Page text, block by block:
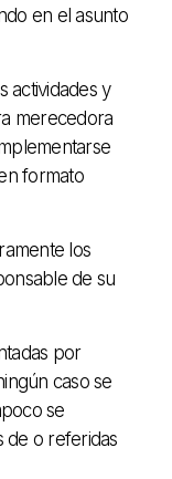
en el asunto
actividades y
merecedora
formato
los
de su
por
caso se
se
de o referidas